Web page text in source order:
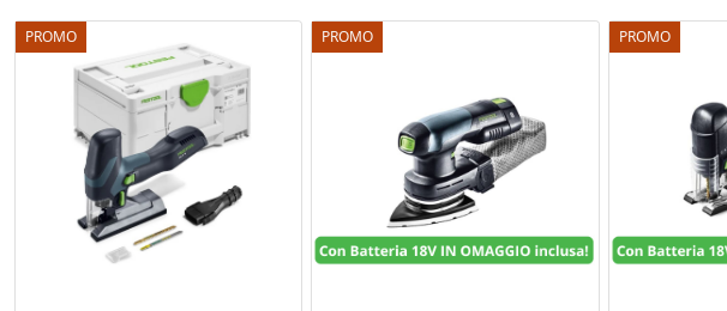
PROMO PROMO PROMO